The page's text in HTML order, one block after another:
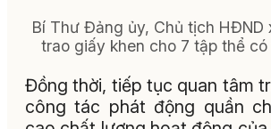
Bí Thư Đảng ủy, Chủ tịch HĐND
trao giấy khen cho 7 tập thể
Đồng thời, tiếp tục quan tâm
công tác phát động quần